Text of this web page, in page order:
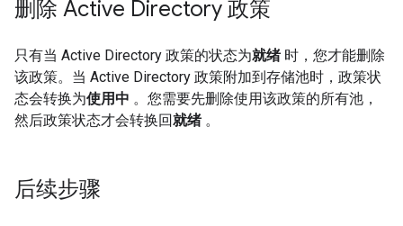
删除 Active Directory 政策
只有当 Active Directory 政策的状态为就绪 时，您才能删除
该政策。当 Active Directory 政策附加到存储池时，政策状
态会转换为使用中 。您需要先删除使用该政策的所有池，
然后政策状态才会转换回就绪 。
后续步骤